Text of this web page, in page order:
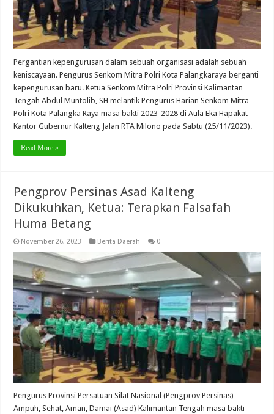
Pergantian kepengurusan dalam sebuah organisasi adalah sebuah
keniscayaan. Pengurus Senkom Mitra Polri Kota Palangkaraya berganti
kepengurusan baru. Ketua Senkom Mitra Polri Provinsi Kalimantan
Tengah Abdul Muntolib, SH melantik Pengurus Harian Senkom Mitra
Polri Kota Palangka Raya masa bakti 2023-2028 di Aula Eka Hapakat
Kantor Gubernur Kalteng Jalan RTA Milono pada Sabtu (25/11/2023).
Read More »
Pengprov Persinas Asad Kalteng
Dikukuhkan, Ketua: Terapkan Falsafah
Huma Betang
November 26, 2023 Berita Daerah 0
Pengurus Provinsi Persatuan Silat Nasional (Pengprov Persinas)
Ampuh, Sehat, Aman, Damai (Asad) Kalimantan Tengah masa bakti